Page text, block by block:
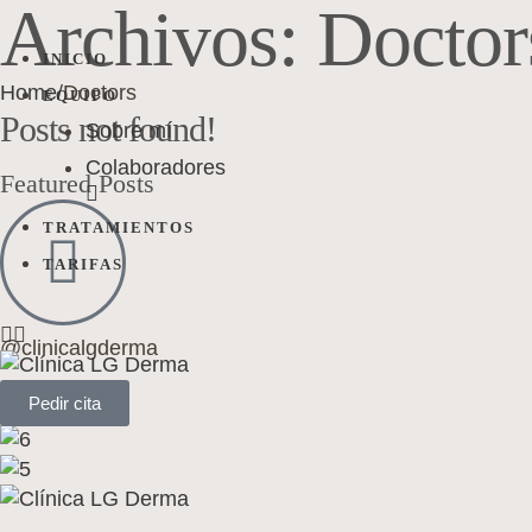
INICIO
EQUIPO
Sobre mí
Colaboradores
TRATAMIENTOS
TARIFAS
Pedir cita
Archivos:
Home/Doctors
Posts not found!
Featured Posts
@clinicalgderma